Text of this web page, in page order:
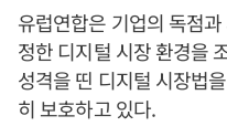
유럽연합은 기업의 독점
정한 디지털 시장 환경을
성격을 띤 디지털 시장법
히 보호하고 있다.